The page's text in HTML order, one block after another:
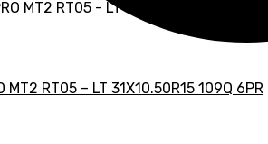
MT2 RT05 – LT 31X10.50R15 109Q 6PR